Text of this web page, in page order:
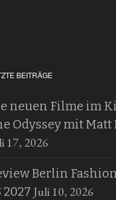
BEITRÄGE
neuen Filme im
Odyssey mit Matt
17, 2026
Berlin
2027 Juli 10, 2026